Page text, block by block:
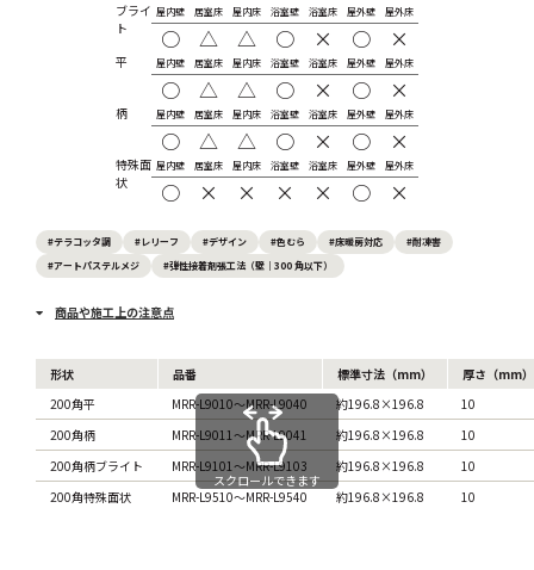
ブライ
ト
屋内壁
○
居室床
△
屋内床
△
浴室壁
○
浴室床
×
屋外壁
○
屋外床
×
平 屋内壁
○
居室床
△
屋内床
△
浴室壁
○
浴室床
×
屋外壁
○
屋外床
×
柄 屋内壁
○
居室床
△
屋内床
△
浴室壁
○
浴室床
×
屋外壁
○
屋外床
×
特殊面
状
屋内壁
○
居室床
×
屋内床
×
浴室壁
×
浴室床
×
屋外壁
○
屋外床
×
#テラコッタ調 #レリーフ #デザイン #色むら #床暖房対応
#耐凍害
#アートパステルメジ
#弾性接着剤張工法（壁｜300 角以下）
商品や施工上の注意点
形状 品番 標準寸法（mm）
厚さ（mm）
200角平
MRR-L9010～MRR-L9040 約196.8×196.8
10
200角柄
MRR-L9011～MRR-L9041 約196.8×196.8
10
200角柄ブライト
MRR-L9101～MRR-L9103 約196.8×196.8
10
200角特殊面状
MRR-L9510～MRR-L9540 約196.8×196.8 10
スクロールできます